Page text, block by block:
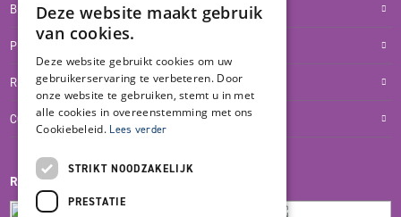
BLOG
PRIVACYVERKLARING
RETOUR- EN TERUGBETALINGSBELEID
COOKIES
REVIEWMERK
Deze website maakt gebruik
van cookies.
Deze website gebruikt cookies om uw
gebruikerservaring te verbeteren. Door
onze website te gebruiken, stemt u in met
alle cookies in overeenstemming met ons
Cookiebeleid. Lees verder
STRIKT NOODZAKELIJK
PRESTATIE